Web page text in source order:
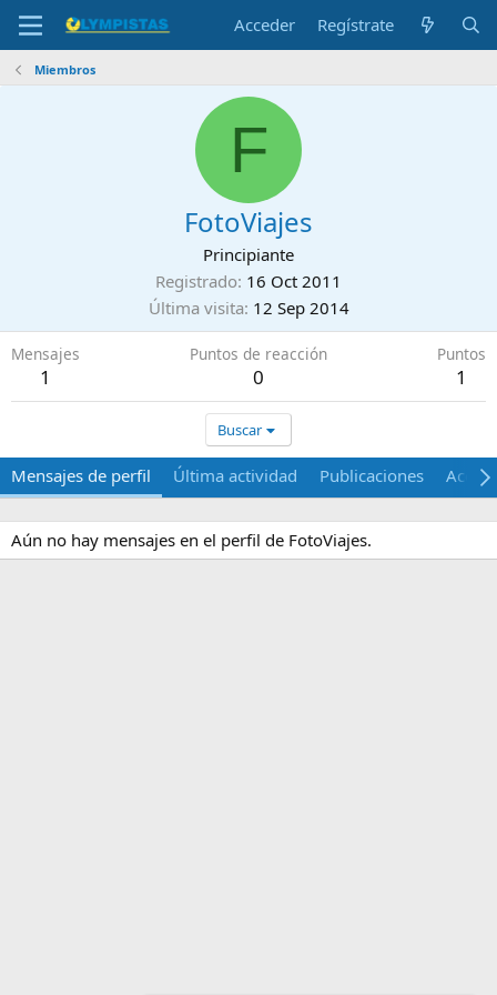
Acceder Regístrate
Miembros
F
FotoViajes
Principiante
Registrado 16 Oct 2011
Última visita 12 Sep 2014
Mensajes
1
Puntos de reacción
0
Puntos
1
Buscar
Mensajes de perfil Última actividad Publicaciones Acerca
Aún no hay mensajes en el perfil de FotoViajes.